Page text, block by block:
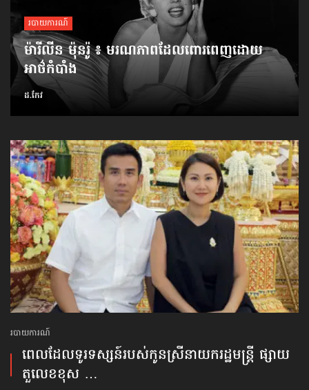
របាយការណ៍
ម៉ារីលីន ម៉ុនរ៉ូ ៖ មរណភាព​ដែលពោរពេញ​ដោយ
អាថ៌កំបាំង
ដ.កែវ
របាយការណ៍
ពេលដែលទូរទស្សន៍​របស់កូនស្រី​នាយករដ្ឋមន្ត្រី ផ្សាយ
តួលេខខុស …